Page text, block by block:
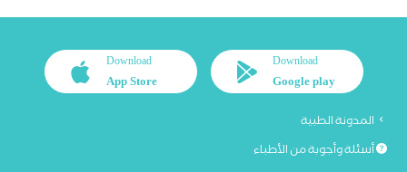
Download
Google play
Download
App Store
المدونة الطبية
أسئلة وأجوبة من الأطباء